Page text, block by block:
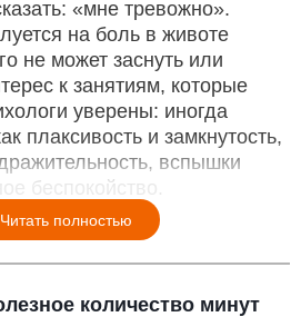
«мне тревожно».
на боль в животе
не может заснуть или
к занятиям, которые
уверены: иногда
плаксивость и замкнутость,
вспышки
беспокойство.
Читать полностью
количество минут